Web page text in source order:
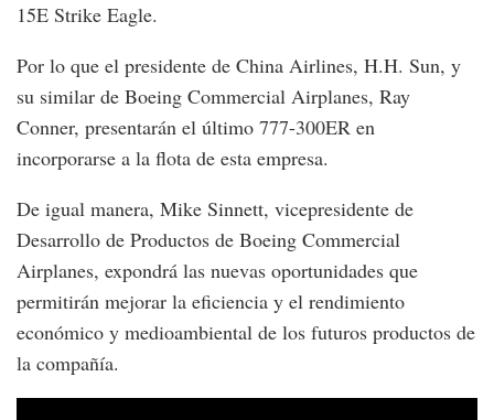
15E Strike Eagle.
Por lo que el presidente de China Airlines, H.H. Sun, y
su similar de Boeing Commercial Airplanes, Ray
Conner, presentarán el último 777-300ER en
incorporarse a la flota de esta empresa.
De igual manera, Mike Sinnett, vicepresidente de
Desarrollo de Productos de Boeing Commercial
Airplanes, expondrá las nuevas oportunidades que
permitirán mejorar la eficiencia y el rendimiento
económico y medioambiental de los futuros productos de
la compañía.